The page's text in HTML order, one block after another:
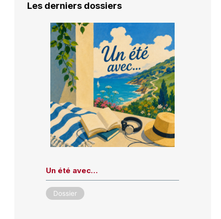
Les derniers dossiers
Un été avec…
Dossier